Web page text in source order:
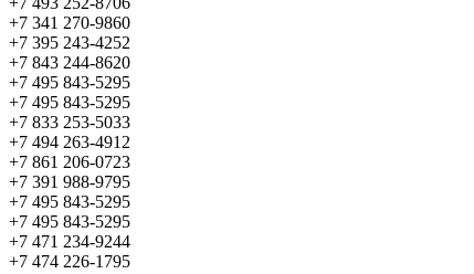
+7 341 270-9860
+7 395 243-4252
+7 843 244-8620
+7 495 843-5295
+7 495 843-5295
+7 833 253-5033
+7 494 263-4912
+7 861 206-0723
+7 391 988-9795
+7 495 843-5295
+7 495 843-5295
+7 471 234-9244
+7 474 226-1795